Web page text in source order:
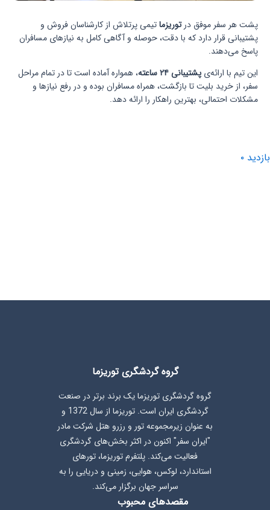
پشت هر سفر موفق درتوریزماتیمی پرتلاش از کارشناسان فروش و
پشتیبانی قرار دارد که با دقت، حوصله و آگاهی کامل به نیازهای مسافران
پاسخ می‌دهند.
این تیم با ارائه‌ی پشتیبانی ۲۴ ساعته
، همواره آماده است تا در تمام مراحل
سفر، از خرید بلیت تا بازگشت، همراه مسافران بوده و در رفع نیازها و
مشکلات احتمالی، بهترین راهکار را ارائه دهد.
بازدید ۰
گروه گردشگری توریزما
گروه گردشگری توریزما یک برند برتر در صنعت
گردشگری ایران است. توریزما از سال 1372 و
به عنوان زیرمجموعه تور و رزرو هتل شرکت مادر
"ایران سفر" اکنون در اکثر بخش‌های گردشگری
فعالیت می‌کند. پلتفرم توریزما، تورهای
استاندارد، لوکس، هوایی، زمینی و دریایی را به
سراسر جهان برگزار می‌کند.
مقصدهای محبوب